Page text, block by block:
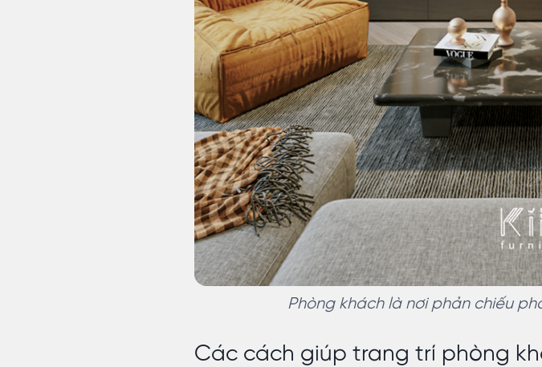
Phòng khách là nơi phản chiếu
Các cách giúp trang trí phòng